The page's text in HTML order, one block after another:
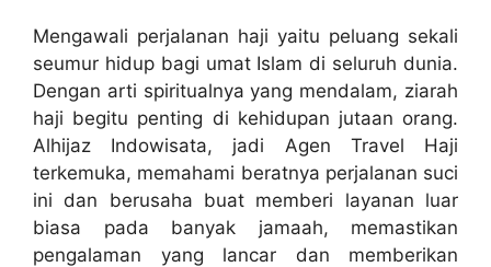
Mengawali perjalanan haji yaitu peluang sekali
seumur hidup bagi umat Islam di seluruh dunia.
Dengan arti spiritualnya yang mendalam, ziarah
haji begitu penting di kehidupan jutaan orang.
Alhijaz Indowisata, jadi Agen Travel Haji
terkemuka, memahami beratnya perjalanan suci
ini dan berusaha buat memberi layanan luar
biasa pada banyak jamaah, memastikan
pengalaman yang lancar dan memberikan